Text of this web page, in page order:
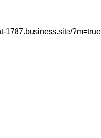
1787.business.site/?m=true